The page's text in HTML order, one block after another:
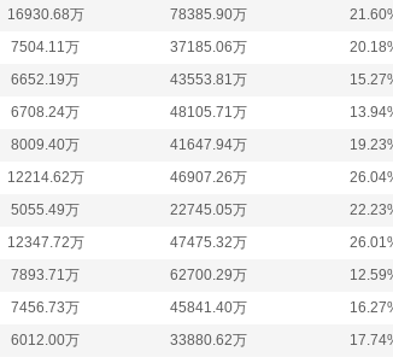
16930.68万 78385.90万
7504.11万 37185.06万
6652.19万 43553.81万
6708.24万 48105.71万
8009.40万 41647.94万
12214.62万 46907.26万
5055.49万 22745.05万
12347.72万 47475.32万
7893.71万 62700.29万
7456.73万 45841.40万
6012.00万 33880.62万